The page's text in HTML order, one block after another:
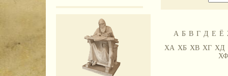
А Б В Г Д Е Ё
ХА ХБ ХВ ХГ ХД
ХФ